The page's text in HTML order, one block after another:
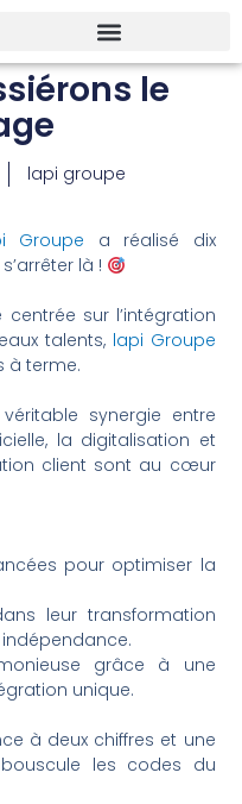
le
lapi groupe
Groupe a réalisé dix
là !
sur l’intégration
talents, lapi Groupe
à terme.
synergie entre
la digitalisation et
client sont au cœur
pour optimiser la
leur transformation
grâce à une
unique.
à deux chiffres et une
les codes du